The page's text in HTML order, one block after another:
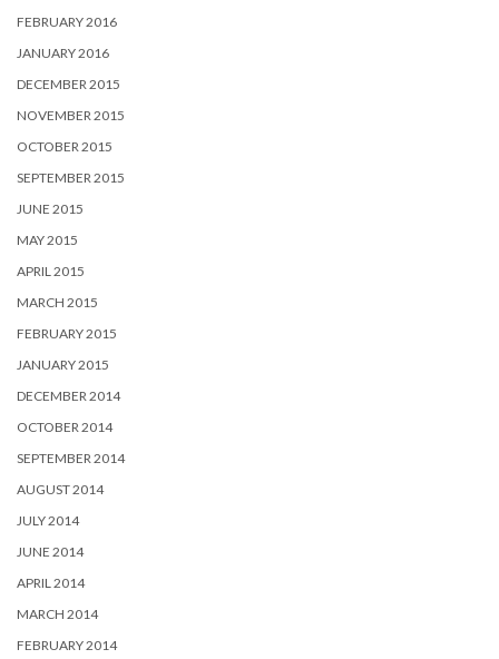
FEBRUARY 2016
JANUARY 2016
DECEMBER 2015
NOVEMBER 2015
OCTOBER 2015
SEPTEMBER 2015
JUNE 2015
MAY 2015
APRIL 2015
MARCH 2015
FEBRUARY 2015
JANUARY 2015
DECEMBER 2014
OCTOBER 2014
SEPTEMBER 2014
AUGUST 2014
JULY 2014
JUNE 2014
APRIL 2014
MARCH 2014
FEBRUARY 2014